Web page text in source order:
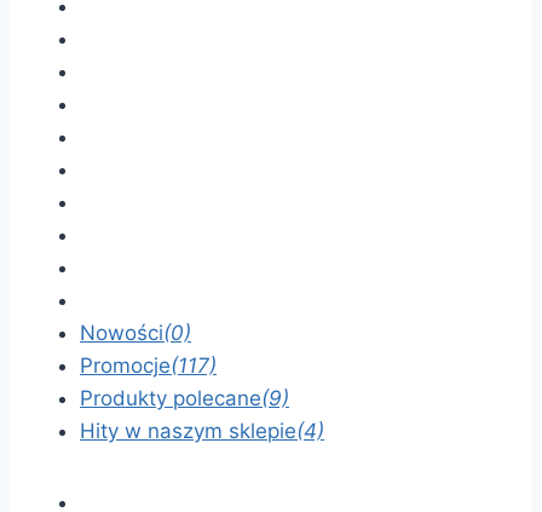
Nowości(0)
Promocje(117)
Produkty polecane(9)
Hity w naszym sklepie(4)